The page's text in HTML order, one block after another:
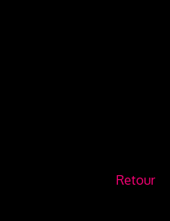
Retour